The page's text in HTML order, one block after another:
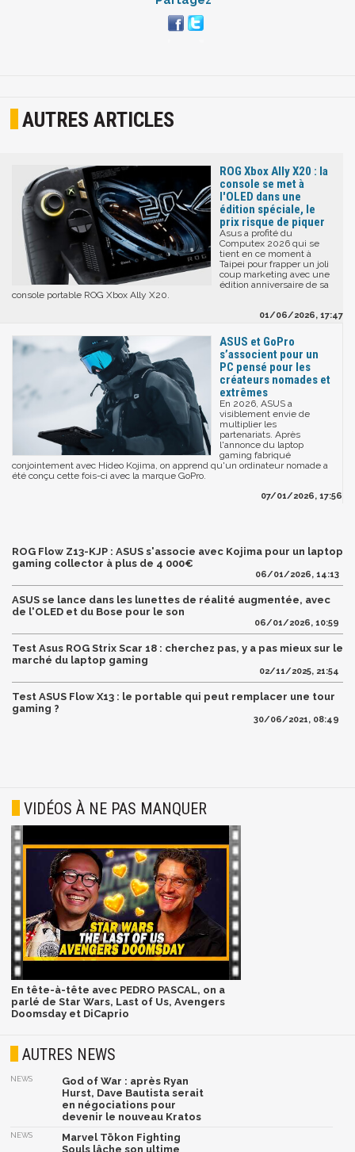
AUTRES ARTICLES
ROG Xbox Ally X20 : la
console se met à
l'OLED dans une
édition spéciale, le
prix risque de piquer
Asus a profité du
Computex 2026 qui se
tient en ce moment à
Taipei pour frapper un joli
coup marketing avec une
édition anniversaire de sa
console portable ROG Xbox Ally X20.
01/06/2026, 17:47
ASUS et GoPro
s’associent pour un
PC pensé pour les
créateurs nomades et
extrêmes
En 2026, ASUS a
visiblement envie de
multiplier les
partenariats. Après
l'annonce du laptop
gaming fabriqué
conjointement avec Hideo Kojima, on apprend qu'un ordinateur nomade a
été conçu cette fois-ci avec la marque GoPro.
07/01/2026, 17:56
ROG Flow Z13-KJP : ASUS s'associe avec Kojima pour un laptop
gaming collector à plus de 4 000€
06/01/2026, 14:13
ASUS se lance dans les lunettes de réalité augmentée, avec
de l'OLED et du Bose pour le son
06/01/2026, 10:59
Test Asus ROG Strix Scar 18 : cherchez pas, y a pas mieux sur le
marché du laptop gaming
02/11/2025, 21:54
Test ASUS Flow X13 : le portable qui peut remplacer une tour
gaming ?
30/06/2021, 08:49
VIDÉOS À NE PAS MANQUER
En tête-à-tête avec PEDRO PASCAL, on a
parlé de Star Wars, Last of Us, Avengers
Doomsday et DiCaprio
AUTRES NEWS
NEWS
God of War : après Ryan
Hurst, Dave Bautista serait
en négociations pour
devenir le nouveau Kratos
NEWS
Marvel Tōkon Fighting
Souls lâche son ultime